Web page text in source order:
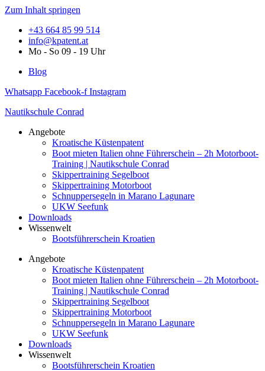
Zum Inhalt springen
+43 664 85 99 514
info@kpatent.at
Mo - So 09 - 19 Uhr
Blog
Whatsapp Facebook-f Instagram
Nautikschule Conrad
Angebote
Kroatische Küstenpatent
Boot mieten Italien ohne Führerschein – 2h Motorboot-
Training | Nautikschule Conrad
Skippertraining Segelboot
Skippertraining Motorboot
Schnuppersegeln in Marano Lagunare
UKW Seefunk
Downloads
Wissenwelt
Bootsführerschein Kroatien
Angebote
Kroatische Küstenpatent
Boot mieten Italien ohne Führerschein – 2h Motorboot-
Training | Nautikschule Conrad
Skippertraining Segelboot
Skippertraining Motorboot
Schnuppersegeln in Marano Lagunare
UKW Seefunk
Downloads
Wissenwelt
Bootsführerschein Kroatien